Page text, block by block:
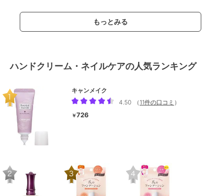
もっとみる
ハンドクリーム・ネイルケアの人気ランキング
キャンメイク
4.50
（ 11件の口コミ ）
￥726